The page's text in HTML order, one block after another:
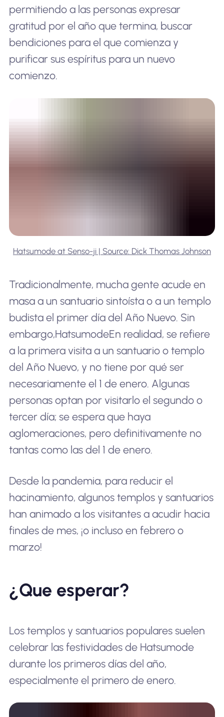
permitiendo a las personas expresar
gratitud por el año que termina, buscar
bendiciones para el que comienza y
purificar sus espíritus para un nuevo
comienzo.
Hatsumode at Senso-ji | Source: Dick Thomas Johnson
Tradicionalmente, mucha gente acude en
masa a un santuario sintoísta o a un templo
budista el primer día del Año Nuevo. Sin
embargo,HatsumodeEn realidad, se refiere
a la primera visita a un santuario o templo
del Año Nuevo, y no tiene por qué ser
necesariamente el 1 de enero. Algunas
personas optan por visitarlo el segundo o
tercer día; se espera que haya
aglomeraciones, pero definitivamente no
tantas como las del 1 de enero.
Desde la pandemia, para reducir el
hacinamiento, algunos templos y santuarios
han animado a los visitantes a acudir hacia
finales de mes, ¡o incluso en febrero o
marzo!
¿Que esperar?
Los templos y santuarios populares suelen
celebrar las festividades de Hatsumode
durante los primeros días del año,
especialmente el primero de enero.